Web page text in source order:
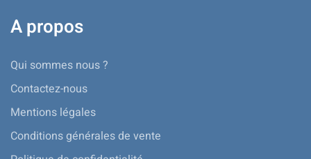
A propos
Qui sommes nous ?
Contactez-nous
Mentions légales
Conditions générales de vente